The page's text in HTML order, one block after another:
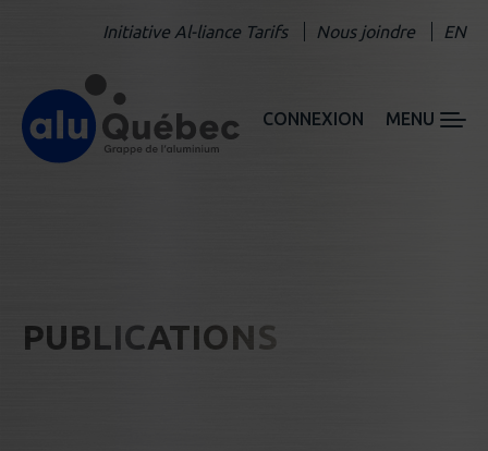
Initiative Al-liance Tarifs Nous joindre EN
CONNEXION MENU
PUBLICATIONS